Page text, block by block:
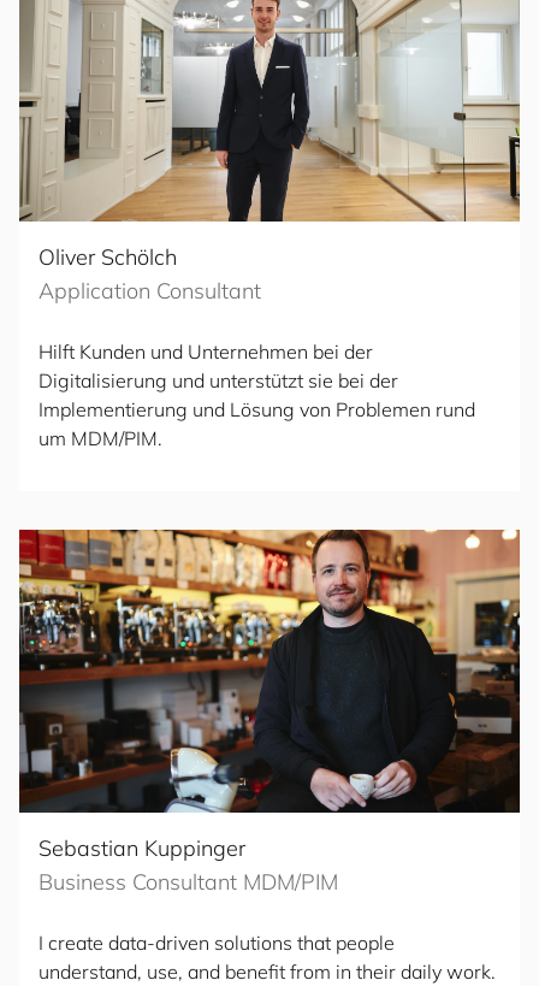
Oliver Schölch
Application Consultant
Hilft Kunden und Unternehmen bei der
Digitalisierung und unterstützt sie bei der
Implementierung und Lösung von Problemen rund
um MDM/PIM.
Sebastian Kuppinger
Business Consultant MDM/PIM
I create data-driven solutions that people
understand, use, and benefit from in their daily work.